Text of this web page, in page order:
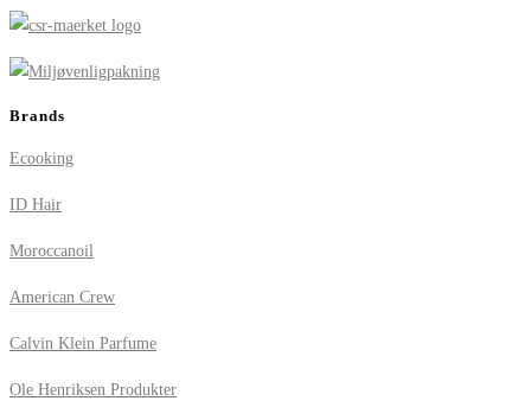
Brands
Ecooking
ID Hair
Moroccanoil
American Crew
Calvin Klein Parfume
Ole Henriksen Produkter